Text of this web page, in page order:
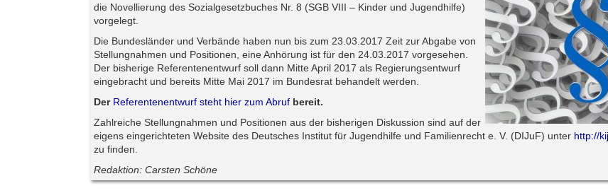
die Novellierung des Sozialgesetzbuches Nr. 8 (SGB VIII – Kinder und Jugendhilfe)
vorgelegt.
Die Bundesländer und Verbände haben nun bis zum 23.03.2017 Zeit zur Abgabe von
Stellungnahmen und Positionen, eine Anhörung ist für den 24.03.2017 vorgesehen.
Der bisherige Referentenentwurf soll dann Mitte April 2017 als Regierungsentwurf
eingebracht und bereits Mitte Mai 2017 im Bundesrat behandelt werden.
Der Referentenentwurf steht hier zum Abruf bereit.
Zahlreiche Stellungnahmen und Positionen aus der bisherigen Diskussion sind auf der
eigens eingerichteten Website des Deutsches Institut für Jugendhilfe und Familienrecht e. V. (DIJuF) unter http://
zu finden.
Redaktion: Carsten Schöne